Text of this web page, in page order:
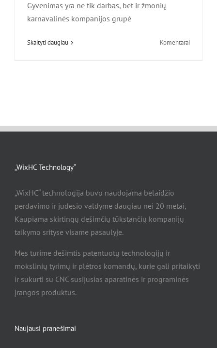
Gyvenimas yra ne tik darbas, bet ir žmonių
karnavalinės kompanijos grupė
Skaityti daugiau Komentaraiant
žmonių
karnavalas
„WixHC Technology“
„WixHC“ technologija buvo naudojama belaidžio
perdavimo ir judesio valdyme daugiau nei 20 metai,
Kaupiama skirtingų dešimčių tūkstančių kompanijų
taikymo srityse visame pasaulyje.
Mes turime dešimtis patentuotų technologijų ir
mokslinių tyrimų ir plėtros komandų, kurie gali pritaikyti
ir sukurti su CNC susijusias aparatinės ir programinės
įrangos produktus.
Naujausi pranešimai